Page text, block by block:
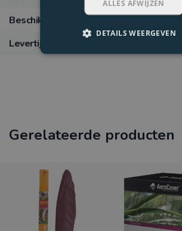
Beschikbaarheid
2op voorraad
Levertijd
Gerelateerde producten
ALLES AFWIJZEN
DETAILS WEERGEVEN